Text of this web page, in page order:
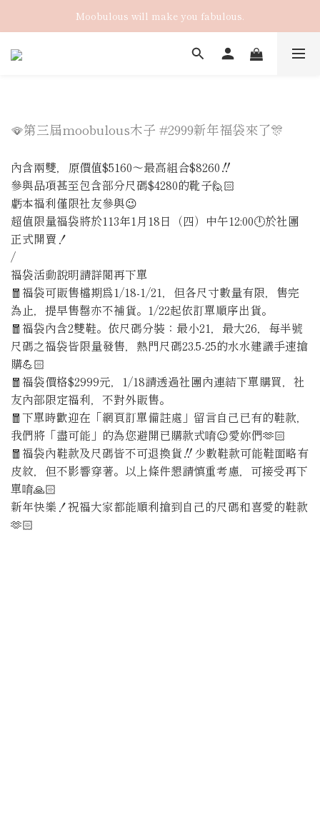
Moobulous will make you fabulous.
🪭第三屆moobulous木子 #2999新年福袋來了🎊
內含兩雙，原價值$5160～最高組合$8260‼️
參與品項甚至包含部分尺碼$4280的靴子🙋🏻
虧本福利僅限社友參與😉
超值限量福袋將於113年1月18日（四）中午12:00🕛於社團
正式開賣！
/
福袋活動說明請詳閱再下單
🧧福袋可販售檔期爲1/18-1/21，但各尺寸數量有限，售完
為止，提早售罄亦不補貨。1/22起依訂單順序出貨。
🧧福袋內含2雙鞋。依尺碼分裝：最小21，最大26，每半號
尺碼之福袋皆限量發售，熱門尺碼23.5-25的水水建議手速搶
購💪🏻
🧧福袋價格$2999元，1/18請透過社團內連結下單購買，社
友內部限定福利，不對外販售。
🧧下單時歡迎在「網頁訂單備註處」留言自己已有的鞋款，
我們將「盡可能」的為您避開已購款式唷😉愛妳們🫶🏻
🧧福袋內鞋款及尺碼皆不可退換貨‼️少數鞋款可能鞋面略有
皮紋，但不影響穿著。以上條件懇請慎重考慮，可接受再下
單唷🙏🏻
新年快樂！祝福大家都能順利搶到自己的尺碼和喜愛的鞋款
🫶🏻